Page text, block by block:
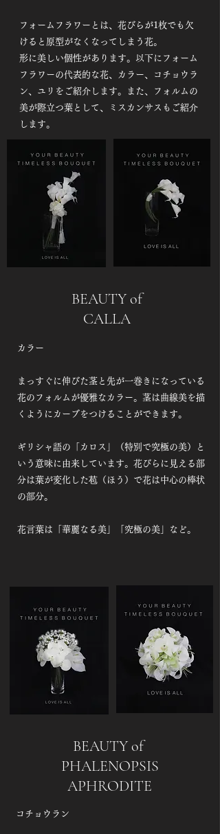
フォームフラワーとは、花びらが1枚でも欠
けると原型がなくなってしまう花。
形に美しい個性があります。以下にフォーム
フラワーの代表的な花、カラー、コチョウラ
ン、ユリをご紹介します。​また、フォルムの
美が際立つ葉として、ミスカンサスもご紹介
します。​
BEAUTY of
CALLA
カラー
まっすぐに伸びた茎と先が一巻きになっている
花のフォルムが優雅なカラー。茎は曲線美を描
くようにカーブをつけることができます。
ギリシャ語の「カロス」（特別で究極の美）と
いう意味に由来しています。花びらに見える部
分は葉が変化した苞（ほう）で花は中心の棒状
の部分。
花言葉は「華麗なる美」「究極の美」など。​
BEAUTY of
PHALENOPSIS
APHRODITE
コチョウラン